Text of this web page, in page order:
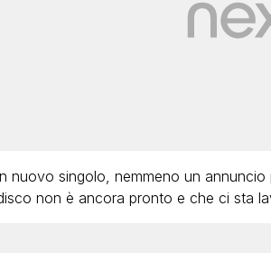
nuovo singolo, nemmeno un
non è ancora pronto e che ci sta
Bambola Star, la festa di
compleanno con tutte le